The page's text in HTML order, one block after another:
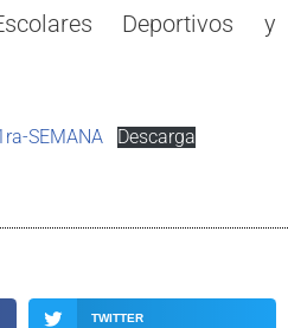
Deportivos y
SEMANA Descarga
TWITTER